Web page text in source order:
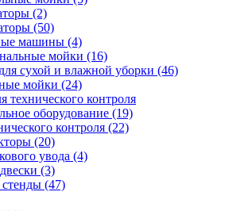
(2)
(50)
машины (4)
мойки (16)
сухой и влажной уборки (46)
мойки (24)
технического контроля
оборудование (19)
контроля (22)
(20)
увода (4)
(3)
(47)